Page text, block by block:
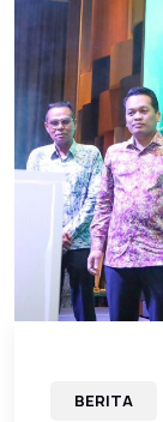
BERITA